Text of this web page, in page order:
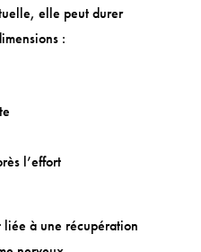
elle peut durer
:
l’effort
liée à une récupération